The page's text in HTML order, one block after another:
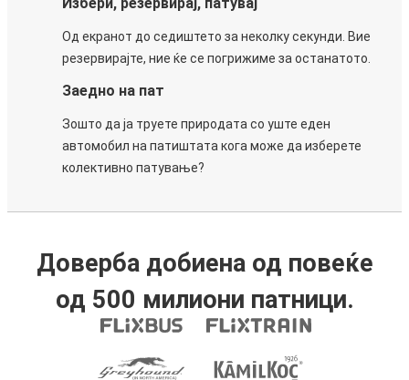
Од екранот до седиштето за неколку секунди. Вие
резервирајте, ние ќе се погрижиме за останатото.
Заедно на пат
Зошто да ја труете природата со уште еден
автомобил на патиштата кога може да изберете
колективно патување?
Доверба добиена од повеќе
од 500 милиони патници.